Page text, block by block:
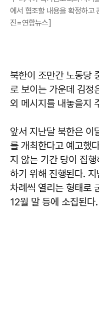
에서 협조할 내용을 확정하고
진=연합뉴스]
북한이 조만간 노동당
로 보이는 가운데 김정
외 메시지를 내놓을지
앞서 지난달 북한은 이
를 개최한다고 예고했
지 않는 기간 당이 집
하기 위해 진행된다.
차례씩 열리는 형태로
12월 말 등에 소집된다.